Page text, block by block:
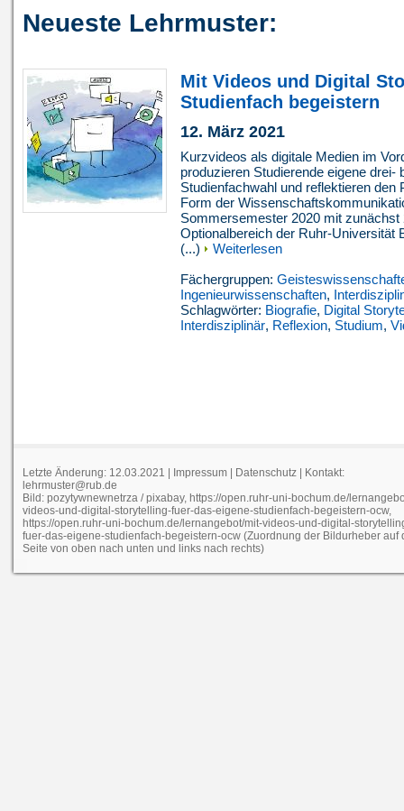
Neueste Lehrmuster:
Mit Videos und Digital
Studienfach begeistern
12. März 2021
Kurzvideos als digitale Medien im
produzieren Studierende eigene
Studienfachwahl und reflektieren
Form der
Sommersemester 2020 mit
Optionalbereich der Ruhr-Universität
(...)
Weiterlesen
Fächergruppen:
Ingenieurwissenschaften,
Schlagwörter: Biografie, Digital
Interdisziplinär, Reflexion, Studium,
Letzte Änderung: 12.03.2021 | Impressum | Datenschutz | Kontakt:
lehrmuster@rub.de
Bild: pozytywnewnetrza / pixabay, https://open.ruhr-uni-bochum.de/
videos-und-digital-storytelling-fuer-das-eigene-studienfach-begeistern-ocw,
https://open.ruhr-uni-bochum.de/lernangebot/mit-videos-und-digital-
fuer-das-eigene-studienfach-begeistern-ocw (Zuordnung der Bildurheber auf
Seite von oben nach unten und links nach rechts)